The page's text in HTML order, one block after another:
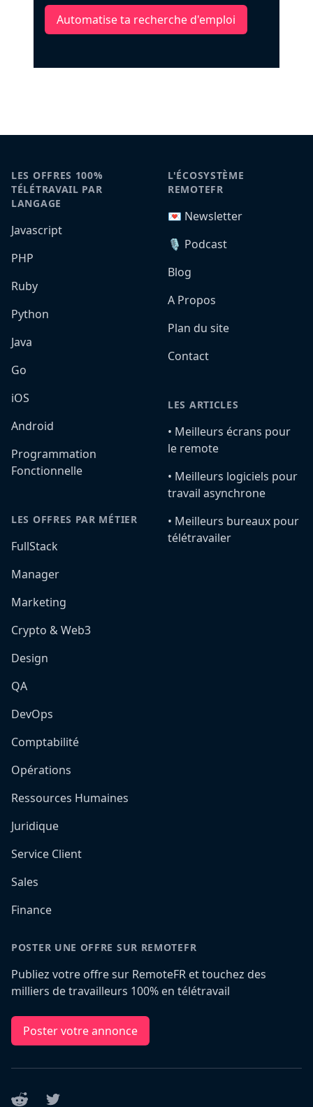
Automatise ta recherche d'emploi
LES OFFRES 100%
TÉLÉTRAVAIL PAR
LANGAGE
Javascript
PHP
Ruby
Python
Java
Go
iOS
Android
Programmation
Fonctionnelle
LES OFFRES PAR MÉTIER
FullStack
Manager
Marketing
Crypto & Web3
Design
QA
DevOps
Comptabilité
Opérations
Ressources Humaines
Juridique
Service Client
Sales
Finance
L'ÉCOSYSTÈME
REMOTEFR
💌 Newsletter
🎙️ Podcast
Blog
A Propos
Plan du site
Contact
LES ARTICLES
•️ Meilleurs écrans pour
le remote
•️ Meilleurs logiciels pour
travail asynchrone
•️ Meilleurs bureaux pour
télétravailer
POSTER UNE OFFRE SUR REMOTEFR
Publiez votre offre sur RemoteFR et touchez des
milliers de travailleurs 100% en télétravail
Poster votre annonce
Reddit Twitter